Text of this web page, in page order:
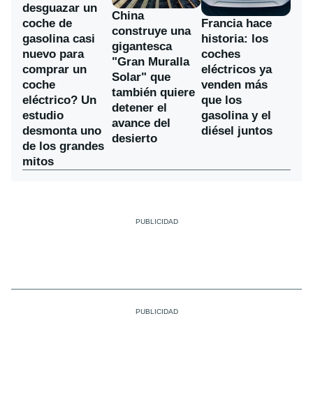
desguazar un
coche de
gasolina casi
nuevo para
comprar un
coche
eléctrico? Un
estudio
desmonta uno
de los grandes
mitos
China
construye una
gigantesca
"Gran Muralla
Solar" que
también quiere
detener el
avance del
desierto
Francia hace
historia: los
coches
eléctricos ya
venden más
que los
gasolina y el
diésel juntos